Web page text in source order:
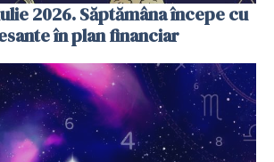
2026. Săptămâna începe cu
în plan financiar